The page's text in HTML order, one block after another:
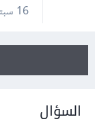
16 سبتمبر 2021
السؤال